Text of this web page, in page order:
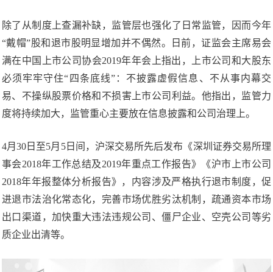
除了从制度上查漏补缺，监管层也强化了日常监管，因而今年
“戴帽”股和退市股明显增加并不偶然。日前，证监会主席易会
满在中国上市公司协会2019年年会上指出，上市公司和大股东
必须牢牢守住“四条底线”：不披露虚假信息、不从事内幕交
易、不操纵股票价格和不损害上市公司利益。他指出，监管力
度将持续加大，监管重心主要放在信息披露和公司治理上。
4月30日至5月5日间，沪深交易所先后发布《深圳证券交易所理
事会2018年工作总结及2019年重点工作报告》《沪市上市公司
2018年年报整体分析报告》，内容涉及严格执行退市制度，促
进退市法治化常态化，完善市场优胜劣汰机制，疏通资本市场
出口渠道，加快重大违法违规公司、僵尸企业、空壳公司等劣
质企业出清等。